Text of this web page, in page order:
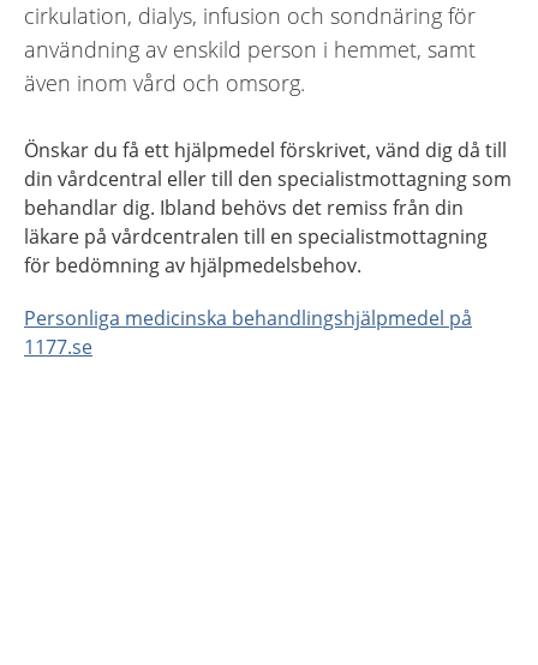
cirkulation, dialys, infusion och sondnäring för
användning av enskild person i hemmet, samt
även inom vård och omsorg.
Önskar du få ett hjälpmedel förskrivet, vänd dig då till
din vårdcentral eller till den specialistmottagning som
behandlar dig. Ibland behövs det remiss från din
läkare på vårdcentralen till en specialistmottagning
för bedömning av hjälpmedelsbehov.
Personliga medicinska behandlingshjälpmedel på
1177.se